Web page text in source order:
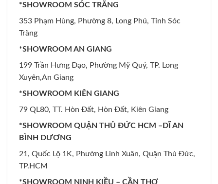
*SHOWROOM SÓC TRĂNG
353 Phạm Hùng, Phường 8, Long Phú, Tỉnh Sóc
Trăng
*SHOWROOM AN GIANG
199 Trần Hưng Đạo, Phường Mỹ Quý, TP. Long
Xuyên,An Giang
*SHOWROOM KIÊN GIANG
79 QL80, TT. Hòn Đất, Hòn Đất, Kiên Giang
*SHOWROOM QUẬN THỦ ĐỨC HCM –DĨ AN
BÌNH DƯƠNG
21, Quốc Lộ 1K, Phường Linh Xuân, Quận Thủ Đức,
TP.HCM
*SHOWROOM NINH KIỀU – CẦN THƠ